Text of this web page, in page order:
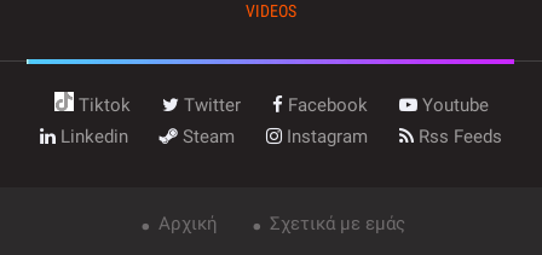
VIDEOS
Tiktok Twitter Facebook
Youtube
Linkedin
Steam Instagram Rss Feeds
Αρχική Σχετικά με εμάς